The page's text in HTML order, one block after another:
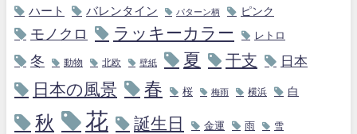
ハート バレンタイン パターン柄 ピンク
モノクロ ラッキーカラー レトロ
冬 動物 北欧 壁紙 夏 干支 日本
日本の風景 春 桜 梅雨 横浜 白
秋 花 誕生日 金運 雨 雪